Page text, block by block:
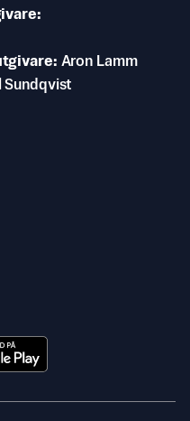
Aron Lamm
Sundqvist